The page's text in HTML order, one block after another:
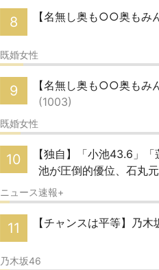
8 【名無し奥も○○奥もみ
既婚女性
9
【名無し奥も○○奥もみ
(1003)
既婚女性
10
【独自】「小池43.6」
池が圧倒的優位、石丸
ニュース速報+
11 【チャンスは平等】乃
乃木坂46